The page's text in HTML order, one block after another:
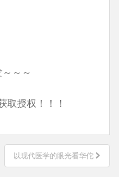
～～
取授权！！！
以现代医学的眼光看华佗